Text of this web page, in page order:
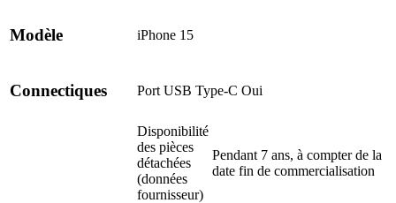
Modèle iPhone 15
Connectiques Port USB Type-C Oui
Disponibilité
des pièces
détachées
(données
fournisseur)
Pendant 7 ans, à compter de la
date fin de commercialisation